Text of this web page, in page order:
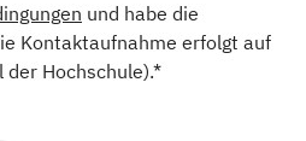
und habe die
Kontaktaufnahme erfolgt auf
der Hochschule).*